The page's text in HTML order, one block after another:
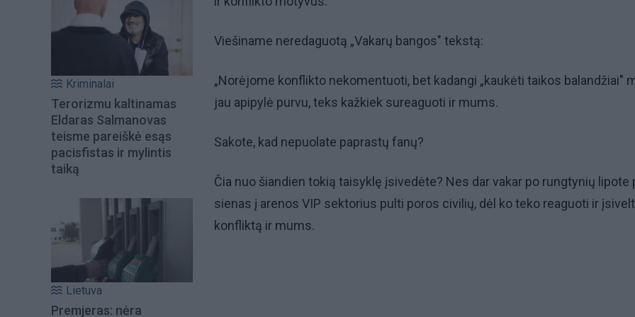
Kriminalai
Terorizmu kaltinamas
Eldaras Salmanovas
teisme pareiškė esąs
pacisfistas ir mylintis
taiką
Lietuva
Premjeras: nėra
Viešiname neredaguotą „Vakarų bangos" tekstą:
„Norėjome konflikto nekomentuoti, bet kadangi „kaukėti taikos balandžiai"
jau apipylė purvu, teks kažkiek sureaguoti ir mums.
Sakote, kad nepuolate paprastų fanų?
Čia nuo šiandien tokią taisyklę įsivedėte? Nes dar vakar po rungtynių lipote
sienas į arenos VIP sektorius pulti poros civilių, dėl ko teko reaguoti ir
konfliktą ir mums.